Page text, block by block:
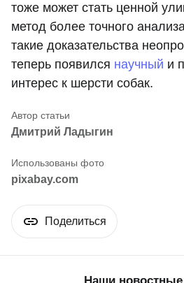
тоже может стать ценной
метод более точного
такие доказательства
теперь появился научный и
интерес к шерсти собак.
Дмитрий Ладыгин
pixabay.com
Поделиться